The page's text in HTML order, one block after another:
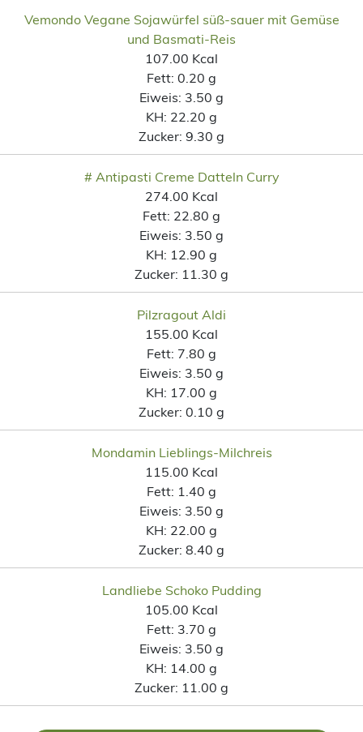
Vemondo Vegane Sojawürfel süß-sauer mit Gemüse
und Basmati-Reis
107.00 Kcal
Fett: 0.20 g
Eiweis: 3.50 g
KH: 22.20 g
Zucker: 9.30 g
# Antipasti Creme Datteln Curry
274.00 Kcal
Fett: 22.80 g
Eiweis: 3.50 g
KH: 12.90 g
Zucker: 11.30 g
Pilzragout Aldi
155.00 Kcal
Fett: 7.80 g
Eiweis: 3.50 g
KH: 17.00 g
Zucker: 0.10 g
Mondamin Lieblings-Milchreis
115.00 Kcal
Fett: 1.40 g
Eiweis: 3.50 g
KH: 22.00 g
Zucker: 8.40 g
Landliebe Schoko Pudding
105.00 Kcal
Fett: 3.70 g
Eiweis: 3.50 g
KH: 14.00 g
Zucker: 11.00 g